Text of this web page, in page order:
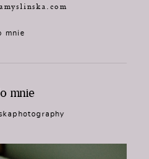
mnie
mnie